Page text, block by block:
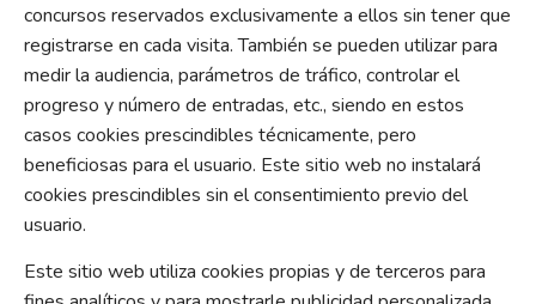
concursos reservados exclusivamente a ellos sin tener que
registrarse en cada visita. También se pueden utilizar para
medir la audiencia, parámetros de tráfico, controlar el
progreso y número de entradas, etc., siendo en estos
casos cookies prescindibles técnicamente, pero
beneficiosas para el usuario. Este sitio web no instalará
cookies prescindibles sin el consentimiento previo del
usuario.
Este sitio web utiliza cookies propias y de terceros para